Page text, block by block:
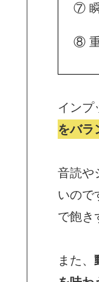
⑦
⑧
インプ
をバラ
音読や
いので
で飽き
また、